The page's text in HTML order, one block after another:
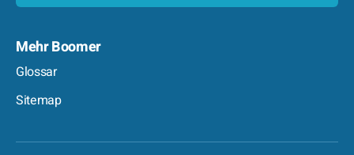
Mehr Boomer
Glossar
Sitemap